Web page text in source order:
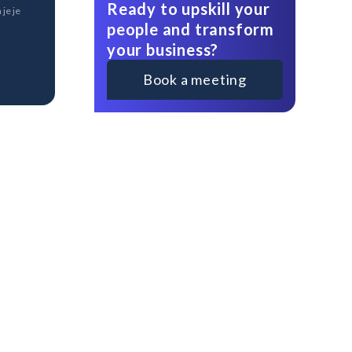
je je
Ready to upskill your
people and transform
your business?
Book a meeting